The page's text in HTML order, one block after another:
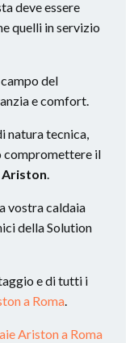
deve essere
quelli in servizio
del
e comfort.
natura tecnica,
compromettere il
Ariston.
vostra caldaia
della Solution
e di tutti i
a Roma.
Ariston a Roma